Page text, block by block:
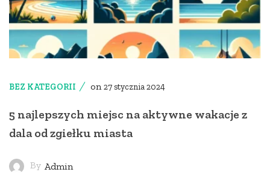
BEZ KATEGORII on27 stycznia 2024
5 najlepszych miejsc na aktywne wakacje z
dala od zgiełku miasta
By Admin